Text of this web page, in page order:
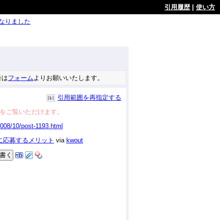
引用履歴
使い方
りました
フォーム よりお願いいたします。
引用範囲を再指定する
ご覧いただけます。
募するメリット via kwout